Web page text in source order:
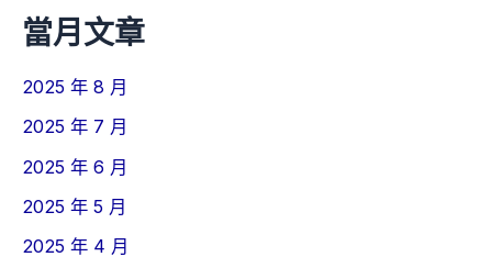
當月文章
2025 年 8 月
2025 年 7 月
2025 年 6 月
2025 年 5 月
2025 年 4 月